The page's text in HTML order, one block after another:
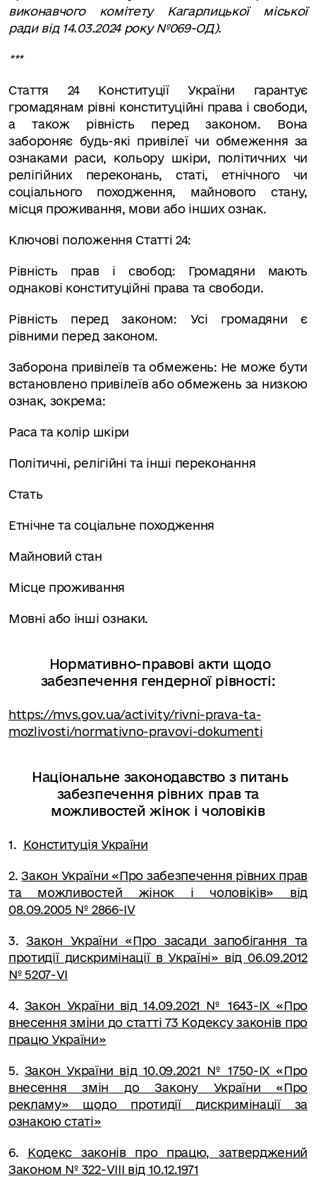
виконавчого комітету Кагарлицької міської
ради від 14.03.2024 року №069-ОД).
***
Стаття 24 Конституції України гарантує
громадянам рівні конституційні права і свободи,
а також рівність перед законом. Вона
забороняє будь-які привілеї чи обмеження за
ознаками раси, кольору шкіри, політичних чи
релігійних переконань, статі, етнічного чи
соціального походження, майнового стану,
місця проживання, мови або інших ознак.
Ключові положення Статті 24:
Рівність прав і свобод: Громадяни мають
однакові конституційні права та свободи.
Рівність перед законом: Усі громадяни є
рівними перед законом.
Заборона привілеїв та обмежень: Не може бути
встановлено привілеїв або обмежень за низкою
ознак, зокрема:
Раса та колір шкіри
Політичні, релігійні та інші переконання
Стать
Етнічне та соціальне походження
Майновий стан
Місце проживання
Мовні або інші ознаки.
Нормативно-правові акти щодо
забезпечення гендерної рівності:
https://mvs.gov.ua/activity/rivni-prava-ta-
mozlivosti/normativno-pravovi-dokumenti
Національне законодавство з питань
забезпечення рівних прав та
можливостей жінок і чоловіків
1. Конституція України
2.Закон України «Про забезпечення рівних прав
та можливостей жінок і чоловіків» від
08.09.2005 № 2866-IV
3.Закон України «Про засади запобігання та
протидії дискримінації в Україні» від 06.09.2012
№ 5207-VI
4. Закон України від 14.09.2021 № 1643-IX «Про
внесення зміни до статті 73 Кодексу законів про
працю України»
5. Закон України від 10.09.2021 № 1750-ІХ «Про
внесення змін до Закону України «Про
рекламу» щодо протидії дискримінації за
ознакою статі»
6. Кодекс законів про працю, затверджений
Законом № 322-VIII від 10.12.1971